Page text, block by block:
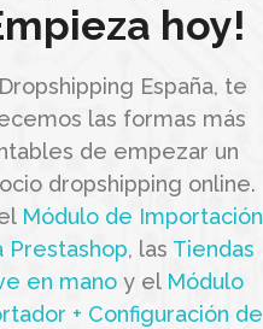
hoy!
España, te
las formas más
de empezar un
dropshipping online.
Módulo de Importación
Prestashop, las Tiendas
en manoy el Módulo
+ Configuración de